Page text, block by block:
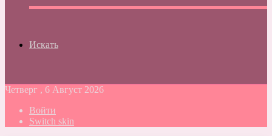
Искать
Четверг , 6 Август 2026
Войти
Switch skin